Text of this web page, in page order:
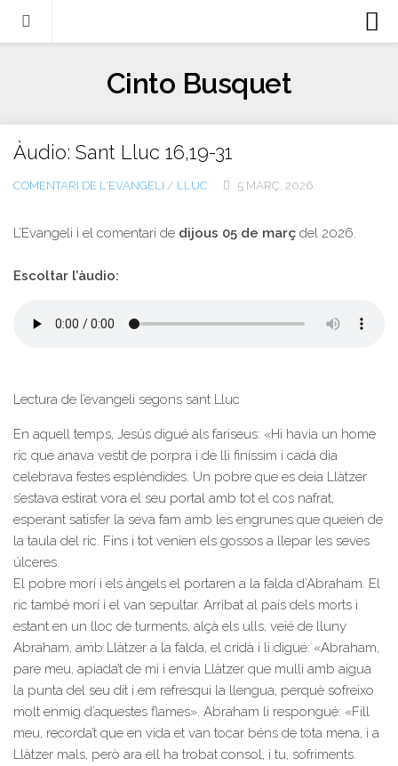
Llibres
Escrits-articles
Notícies
Contacte
Cinto Busquet
Àudio: Sant Lluc 16,19-31
COMENTARI DE L'EVANGELI / LLUC 5 MARÇ, 2026
L’Evangeli i el comentari de dijous 05 de març del 2026.
Escoltar l’àudio:
Lectura de l’evangeli segons sant Lluc
En aquell temps, Jesús digué als fariseus: «Hi havia un home
ric que anava vestit de porpra i de lli finíssim i cada dia
celebrava festes esplèndides. Un pobre que es deia Llàtzer
s’estava estirat vora el seu portal amb tot el cos nafrat,
esperant satisfer la seva fam amb les engrunes que queien de
la taula del ric. Fins i tot venien els gossos a llepar les seves
úlceres.
El pobre morí i els àngels el portaren a la falda d’Abraham. El
ric també morí i el van sepultar. Arribat al país dels morts i
estant en un lloc de turments, alçà els ulls, veié de lluny
Abraham, amb Llàtzer a la falda, el cridà i li digué: «Abraham,
pare meu, apiada’t de mi i envia Llàtzer que mulli amb aigua
la punta del seu dit i em refresqui la llengua, perquè sofreixo
molt enmig d’aquestes flames». Abraham li respongué: «Fill
meu, recorda’t que en vida et van tocar béns de tota mena, i a
Llàtzer mals, però ara ell ha trobat consol, i tu, sofriments.